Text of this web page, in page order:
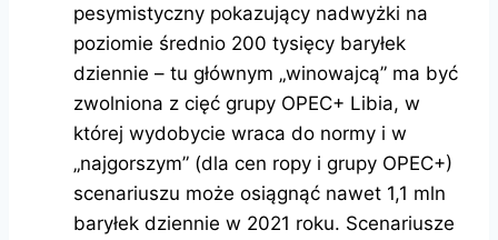
pesymistyczny pokazujący nadwyżki na
poziomie średnio 200 tysięcy baryłek
dziennie – tu głównym „winowajcą” ma być
zwolniona z cięć grupy OPEC+ Libia, w
której wydobycie wraca do normy i w
„najgorszym” (dla cen ropy i grupy OPEC+)
scenariuszu może osiągnąć nawet 1,1 mln
baryłek dziennie w 2021 roku. Scenariusze